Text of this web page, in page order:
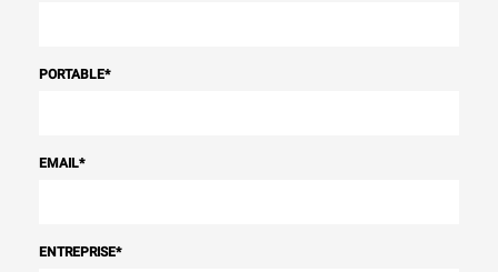
PORTABLE*
EMAIL*
ENTREPRISE*